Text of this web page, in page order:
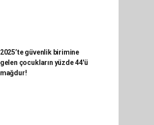
2025’te güvenlik birimine
gelen çocukların yüzde 44'ü
mağdur!